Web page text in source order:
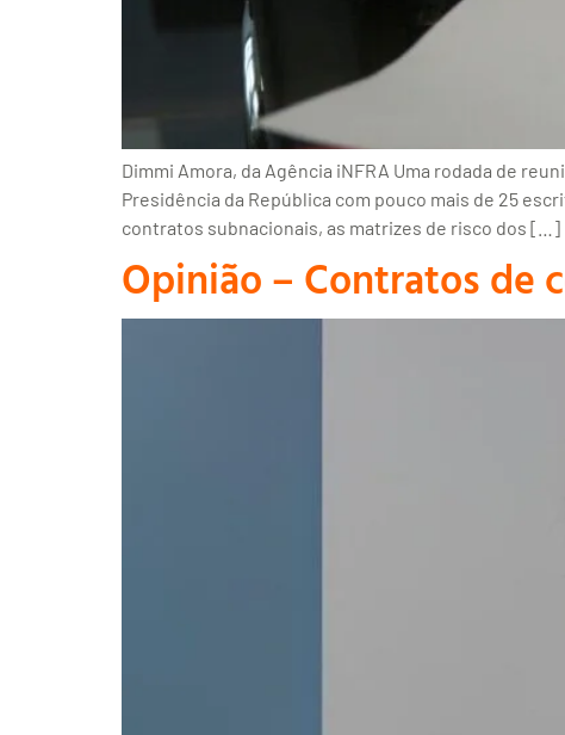
Dimmi Amora, da Agência iNFRA Uma rodada de
Presidência da República com pouco mais de 25
contratos subnacionais, as matrizes de risco dos […]
Opinião – Contratos de